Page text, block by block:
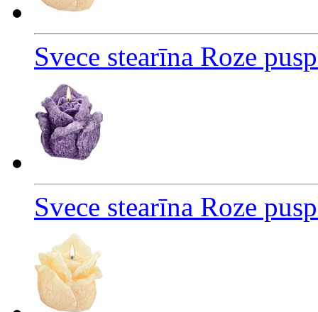
Svece stearīna Roze
Svece stearīna Roze